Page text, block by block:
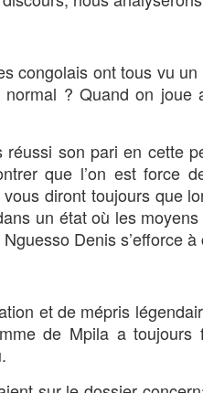
congolais ont tous vu
? Quand on
son pari en cette
que l’on est force
diront toujours que
un état où les
Denis s’efforce
et de mépris
de Mpila a